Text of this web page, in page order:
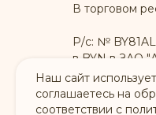
В торговом
Р/с: №
в BYN в ЗАО
БИК:
Наш сайт
соглашаетесь на
соответствии с